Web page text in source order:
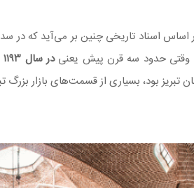
اسناد تاریخی چنین بر می‌آید که در
وقتی حدود سه قرن پیش یعنیدر سال ۱۱۹۳
بود، بسیاری از قسمت‌های بازار بزرگ